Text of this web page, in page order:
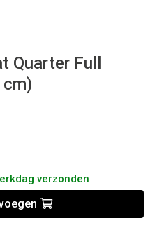
Quarter Full
verzonden